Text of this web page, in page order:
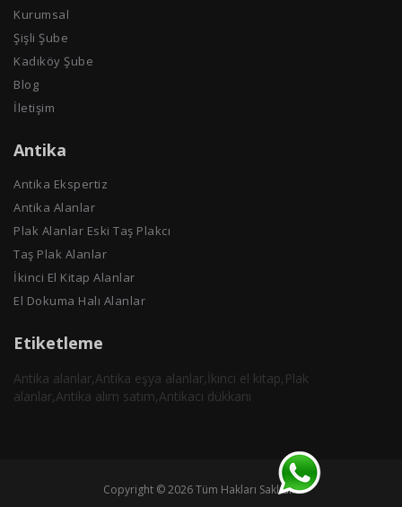
Kurumsal
Şişli Şube
Kadıköy Şube
Blog
İletişim
Antika
Antika Ekspertiz
Antika Alanlar
Plak Alanlar Eski Taş Plakcı
Taş Plak Alanlar
İkinci El Kitap Alanlar
El Dokuma Halı Alanlar
Etiketleme
Antika alanlar,Antika eşya alanlar,İkinci el kitap,Plak
alanlar,Antika alım satım,Antikacı dükkanı
Copyright © 2026 Tüm Hakları Saklıdır.